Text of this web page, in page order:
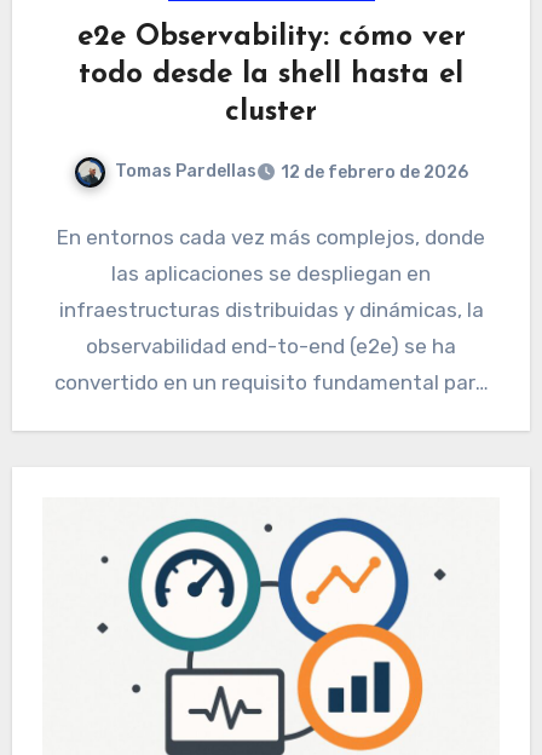
e2e Observability: cómo ver
todo desde la shell hasta el
cluster
Tomas Pardellas 12 de febrero de 2026
En entornos cada vez más complejos, donde
las aplicaciones se despliegan en
infraestructuras distribuidas y dinámicas, la
observabilidad end-to-end (e2e) se ha
convertido en un requisito fundamental para